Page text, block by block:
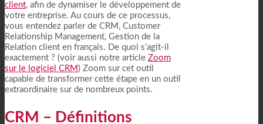
client, afin de dynamiser le développement de
votre entreprise. Au cours de ce processus,
vous entendez parler de CRM, Customer
Relationship Management, Gestion de la
Relation client en français. De quoi s’agit-il
exactement ? (voir aussi notre article Zoom
sur le logiciel CRM ) Zoom sur cet outil
capable de transformer cette étape en un outil
extraordinaire sur de nombreux points.
CRM – Définitions